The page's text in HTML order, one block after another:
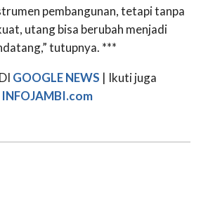
pembangunan, tetapi tanpa
utang bisa berubah menjadi
tutupnya. ***
GOOGLE NEWS | Ikuti juga
INFOJAMBI.com